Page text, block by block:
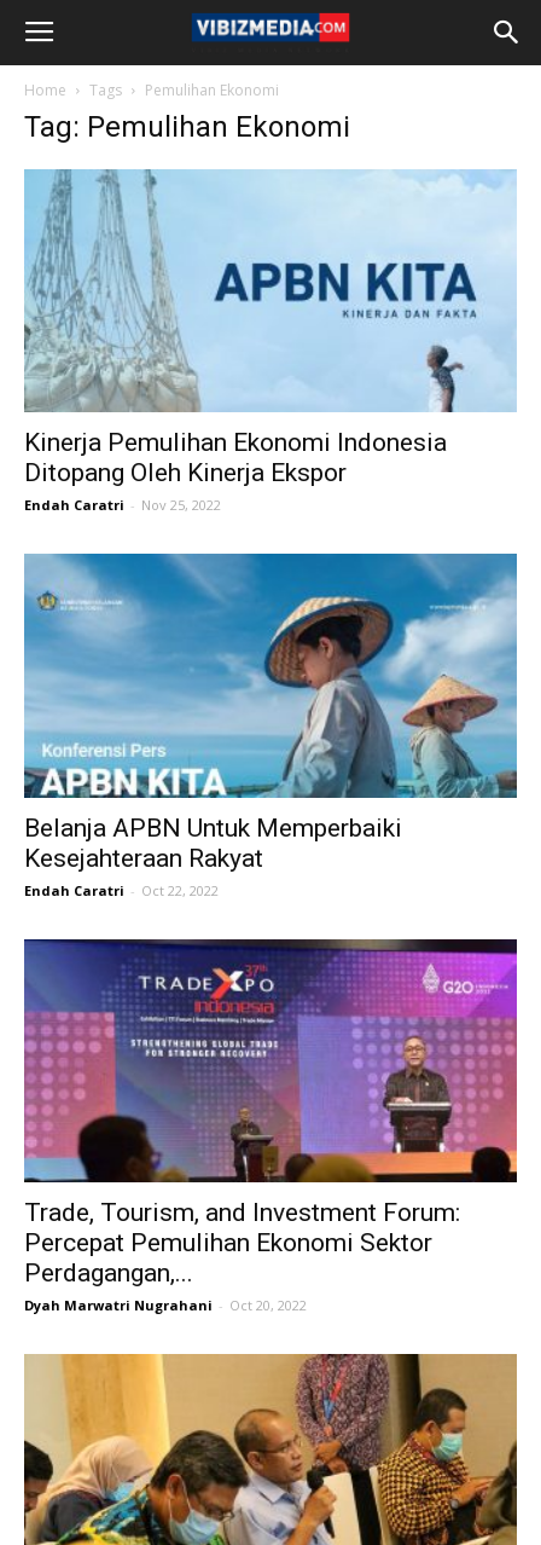
Home Tags Pemulihan Ekonomi
Tag: Pemulihan Ekonomi
Kinerja Pemulihan Ekonomi Indonesia
Ditopang Oleh Kinerja Ekspor
Endah Caratri - Nov 25, 2022
Belanja APBN Untuk Memperbaiki
Kesejahteraan Rakyat
Endah Caratri - Oct 22, 2022
Trade, Tourism, and Investment Forum:
Percepat Pemulihan Ekonomi Sektor
Perdagangan,...
Dyah Marwatri Nugrahani - Oct 20, 2022